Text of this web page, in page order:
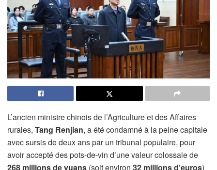
L’ancien ministre chinois de l’Agriculture et des Affaires
rurales, Tang Renjian, a été condamné à la peine capitale
avec sursis de deux ans par un tribunal populaire, pour
avoir accepté des pots-de-vin d’une valeur colossale de
268 millions de yuans (soit environ 32 millions d’euros)